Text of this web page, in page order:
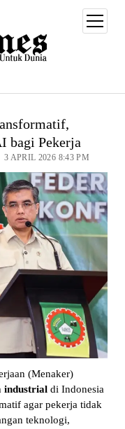
open
menu
bagi Pekerja
APRIL 2026 8:43 PM
(Menaker)
industrialdi Indonesia
agar pekerja tidak
teknologi,